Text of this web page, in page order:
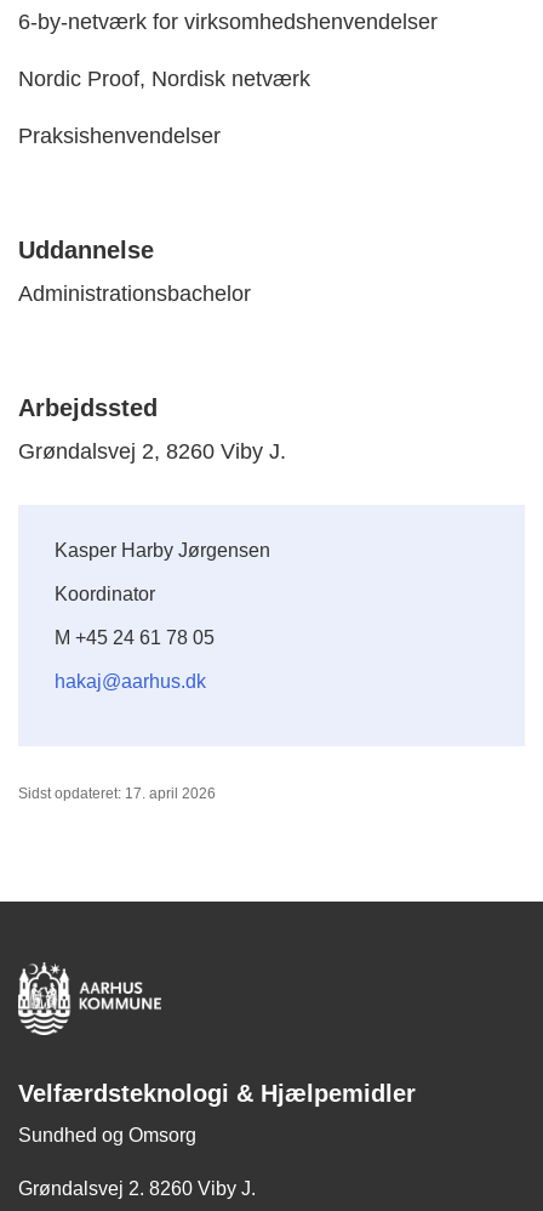
6-by-netværk for virksomhedshenvendelser
Nordic Proof, Nordisk netværk
Praksishenvendelser
Uddannelse
Administrationsbachelor
Arbejdssted
Grøndalsvej 2, 8260 Viby J.
Kasper Harby Jørgensen
Koordinator
M +45 24 61 78 05
hakaj@aarhus.dk
Sidst opdateret: 17. april 2026
Velfærdsteknologi & Hjælpemidler
Sundhed og Omsorg
Grøndalsvej 2. 8260 Viby J.